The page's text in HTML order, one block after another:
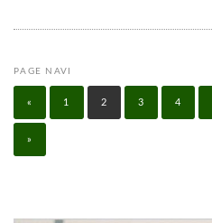
PAGE NAVI
« 1 2 3 4
»